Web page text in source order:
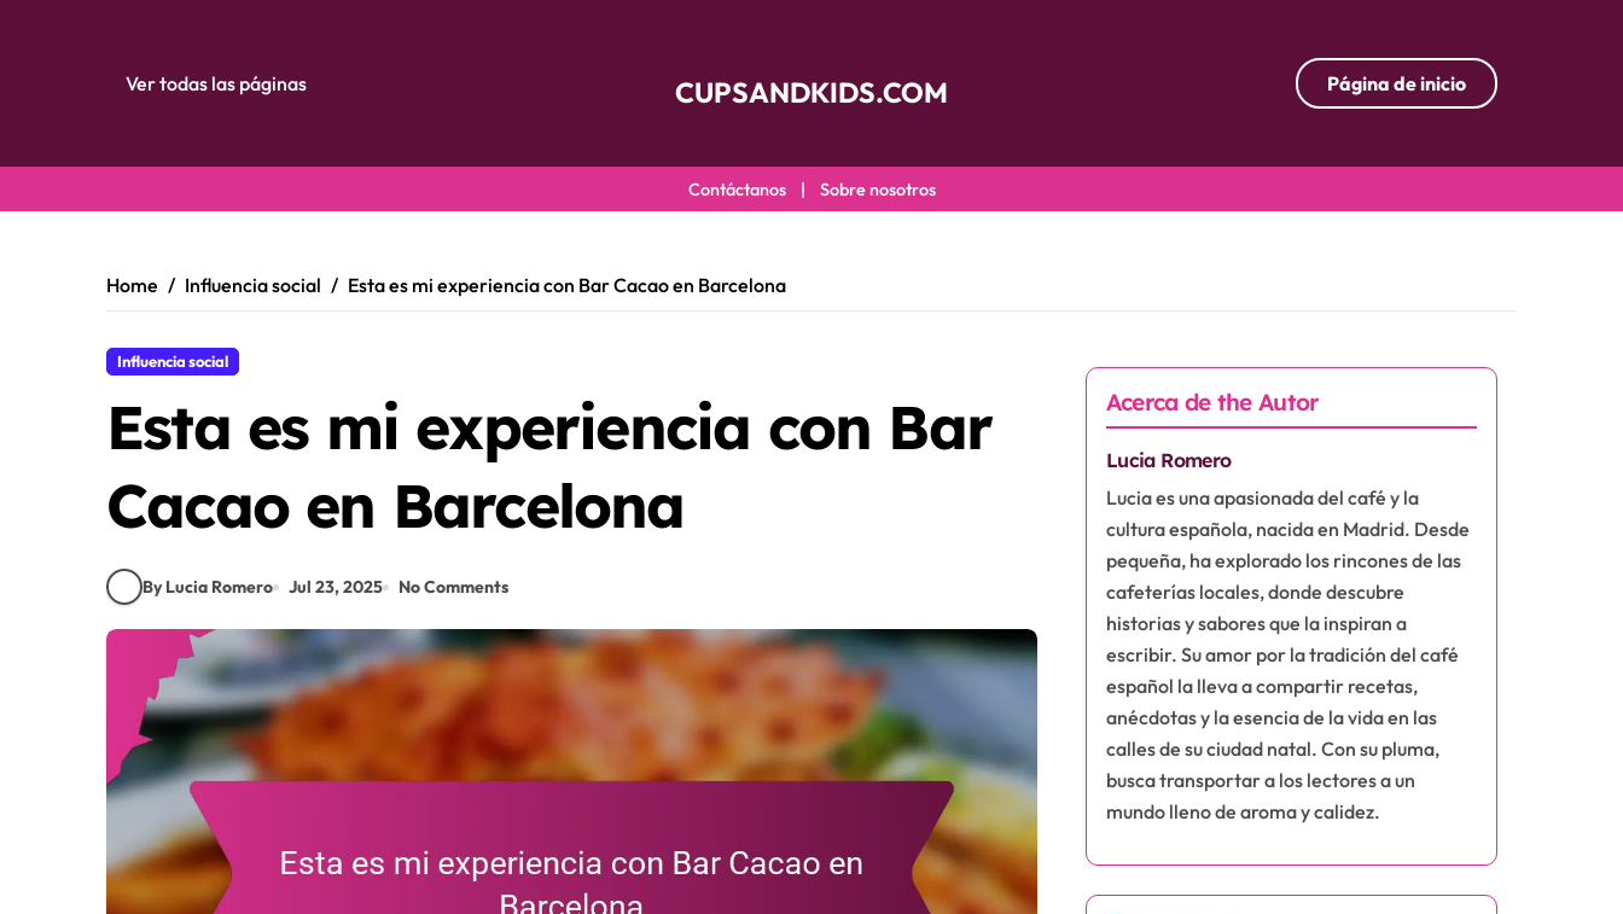
Ver todas las páginas CUPSANDKIDS.COM Página de inicio
Contáctanos | Sobre nosotros
Home Influencia social Esta es mi experiencia con Bar Cacao en Barcelona
Influencia social
Esta es mi experiencia con Bar
Cacao en Barcelona
By Lucia Romero Jul 23, 2025 No Comments
Acerca de the Autor
Lucia Romero
Lucia es una apasionada del café y la
cultura española, nacida en Madrid. Desde
pequeña, ha explorado los rincones de las
cafeterías locales, donde descubre
historias y sabores que la inspiran a
escribir. Su amor por la tradición del café
español la lleva a compartir recetas,
anécdotas y la esencia de la vida en las
calles de su ciudad natal. Con su pluma,
busca transportar a los lectores a un
mundo lleno de aroma y calidez.